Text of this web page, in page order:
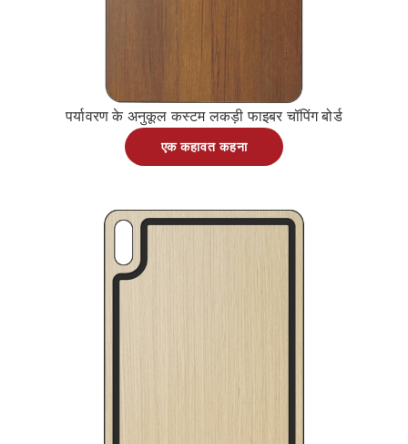
पर्यावरण के अनुकूल कस्टम लकड़ी फाइबर चॉपिंग बोर्ड
एक कहावत कहना